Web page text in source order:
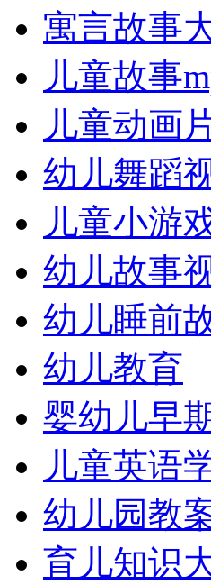
寓言故事
儿童故事
儿童动画
幼儿舞蹈
儿童小游
幼儿故事
幼儿睡前
幼儿教育
婴幼儿早
儿童英语
幼儿园教
育儿知识